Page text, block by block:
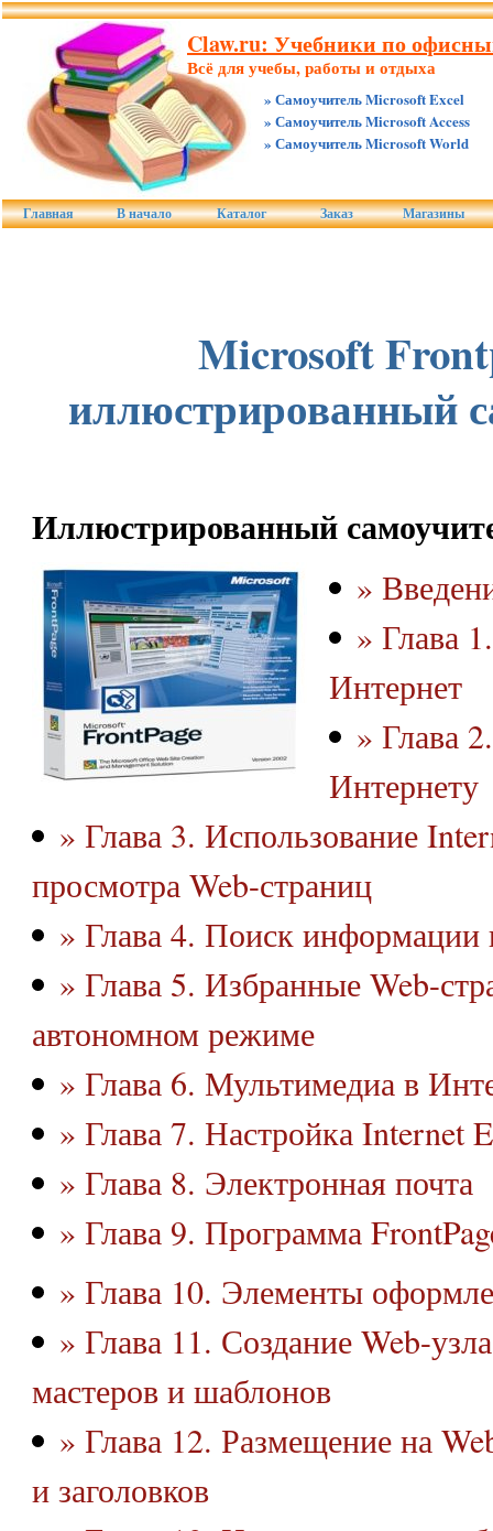
Claw.ru: Учебники по
Всё для учебы, работы и отдыха
» Самоучитель Microsoft Excel
» Самоучитель Microsoft Access
» Самоучитель Microsoft World
Главная В начало Каталог Заказ Магазины
Microsoft
иллюстрированный
Иллюстрированный
»
» Глава
Интернет
» Глава
Интернету
» Глава 3. Использование
просмотра Web-страниц
» Глава 4. Поиск информации
» Глава 5. Избранные Web-
автономном режиме
» Глава 6. Мультимедиа в
» Глава 7. Настройка Internet
» Глава 8. Электронная почта
» Глава 9. Программа
» Глава 10. Элементы
» Глава 11. Создание Web-
мастеров и шаблонов
» Глава 12. Размещение на
и заголовков